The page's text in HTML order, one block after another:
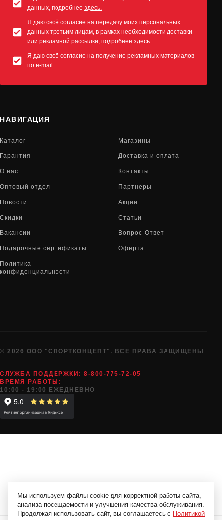
данных, подробнее здесь.
Я даю своё согласие на передачу моих персональных
данных третьим лицам, в рамках необходимости доставки
или рекламной рассылки, подробнее здесь.
Я даю своё согласие на получение рекламных материалов
по e-mail
НАВИГАЦИЯ
Каталог Магазины
Гарантия Доставка и оплата
О нас Контакты
Оптовый отдел Партнеры
Новости Акции
Скидки Статьи
Вакансии Вопрос-Ответ
Подарочные сертификаты Оферта
Политика
конфиденциальности
© 2026 ООО "СПОРТКОНЦЕПТ". ВСЕ ПРАВА ЗАЩИЩЕНЫ
СЛУЖБА ПОДДЕРЖКИ: 8-800-775-72-05
ВРЕМЯ РАБОТЫ:
10:00 - 19:00 ЕЖЕДНЕВНО
Мы используем файлы cookie для корректной работы сайта,
анализа посещаемости и улучшения качества обслуживания.
Продолжая использовать сайт, вы соглашаетесь с Политикой